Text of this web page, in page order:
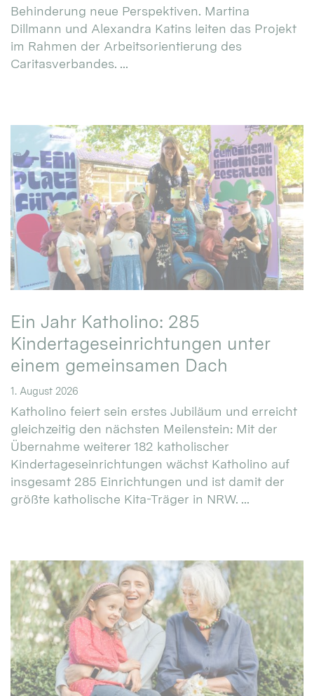
Behinderung neue Perspektiven. Martina
Dillmann und Alexandra Katins leiten das Projekt
im Rahmen der Arbeitsorientierung des
Caritasverbandes. ...
Ein Jahr Katholino: 285
Kindertageseinrichtungen unter
einem gemeinsamen Dach
1. August 2026
Katholino feiert sein erstes Jubiläum und erreicht
gleichzeitig den nächsten Meilenstein: Mit der
Übernahme weiterer 182 katholischer
Kindertageseinrichtungen wächst Katholino auf
insgesamt 285 Einrichtungen und ist damit der
größte katholische Kita-Träger in NRW. ...